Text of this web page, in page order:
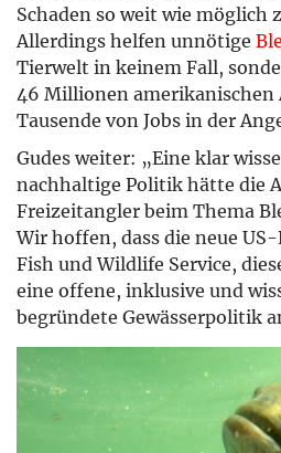
Schaden so weit wie möglich
Allerdings helfen unnötige
Tierwelt in keinem Fall,
46 Millionen amerikanischen
Tausende von Jobs in der
Gudes weiter: „Eine klar
nachhaltige Politik hätte die
Freizeitangler beim Thema
Wir hoffen, dass die neue
Fish und Wildlife Service,
eine offene, inklusive und
begründete Gewässerpolitik